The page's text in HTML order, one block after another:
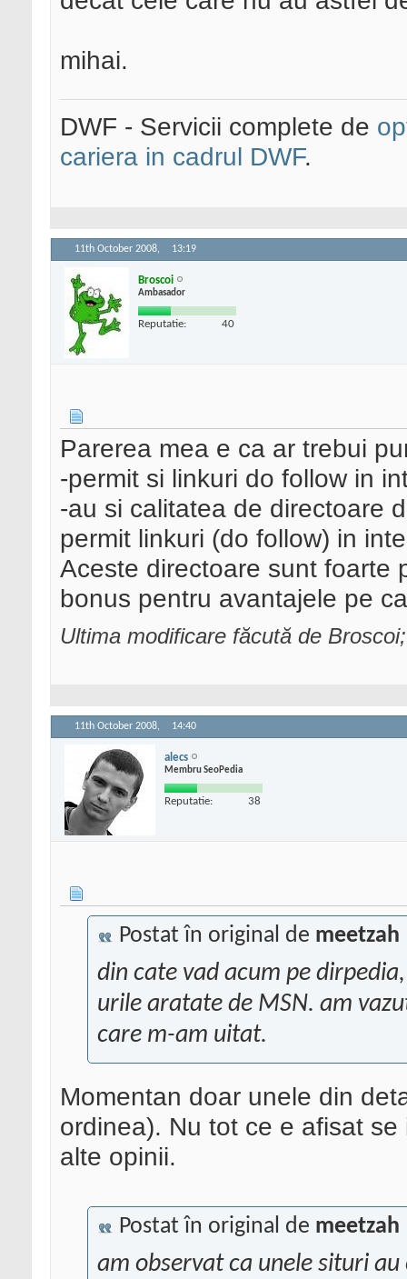
mihai.
DWF - Servicii complete de
cariera in cadrul DWF.
11th October 2008, 13:19
Broscoi
Ambasador
Reputatie: 40
Parerea mea e ca ar trebui
-permit si linkuri do follow in
-au si calitatea de directoare
permit linkuri (do follow) in
Aceste directoare sunt foarte
bonus pentru avantajele pe
Ultima modificare făcută de
11th October 2008, 14:40
alecs
Membru SeoPedia
Reputatie: 38
Postat în original de meetzah
din cate vad acum pe
urile aratate de MSN. am
care m-am uitat.
Momentan doar unele din
ordinea). Nu tot ce e afisat
alte opinii.
Postat în original de meetzah
am observat ca unele situri